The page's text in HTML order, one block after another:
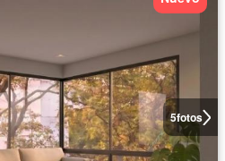
5fotos